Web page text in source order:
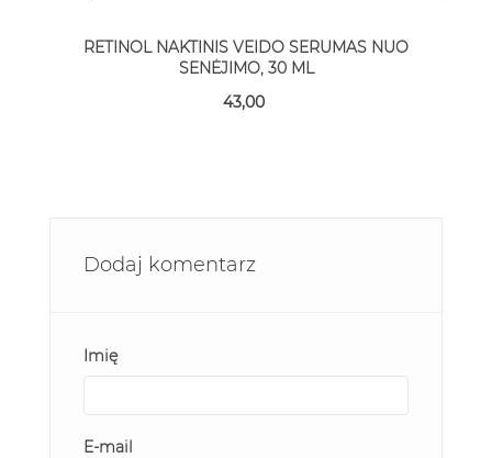
RETINOL NAKTINIS VEIDO SERUMAS NUO
SENĖJIMO, 30 ML
43,00
Dodaj komentarz
Imię
E-mail